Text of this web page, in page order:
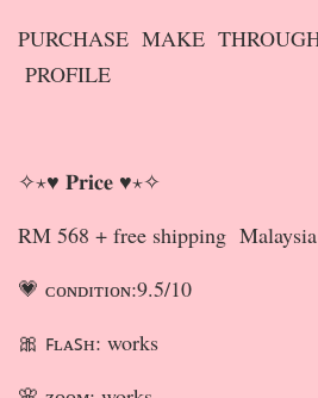
PURCHASE MAKE
PROFILE
✧⋆♥ 𝐏𝐫𝐢𝐜𝐞 ♥⋆✧
RM 568 + free shipping Malaysia
💗 ᴄᴏɴᴅɪᴛɪᴏɴ:9.5/10
🎀 ꜰʟᴀꜱʜ: works